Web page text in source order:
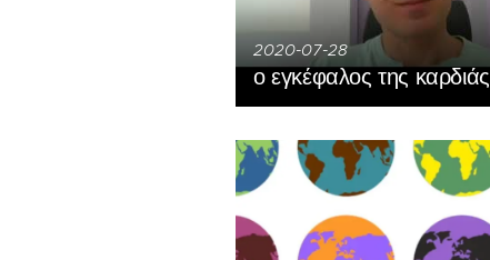
2020-07-28
ο εγκέφαλος της καρδιάς